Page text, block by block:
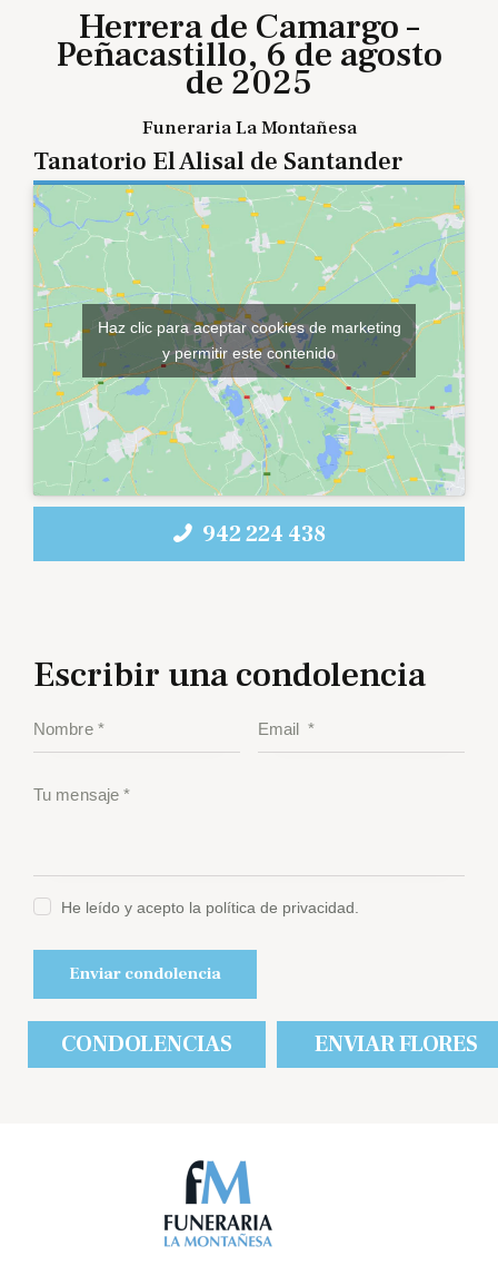
Herrera de Camargo –
Peñacastillo, 6 de agosto
de 2025
Funeraria La Montañesa
Tanatorio El Alisal de Santander
Haz clic para aceptar cookies de marketing
y permitir este contenido
942 224 438
Escribir una condolencia
He leído y acepto la política de privacidad.
CONDOLENCIAS ENVIAR FLORES